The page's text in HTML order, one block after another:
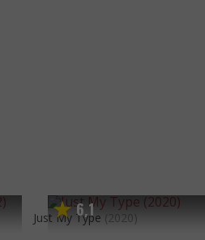
6,1
Just My Type (2020)